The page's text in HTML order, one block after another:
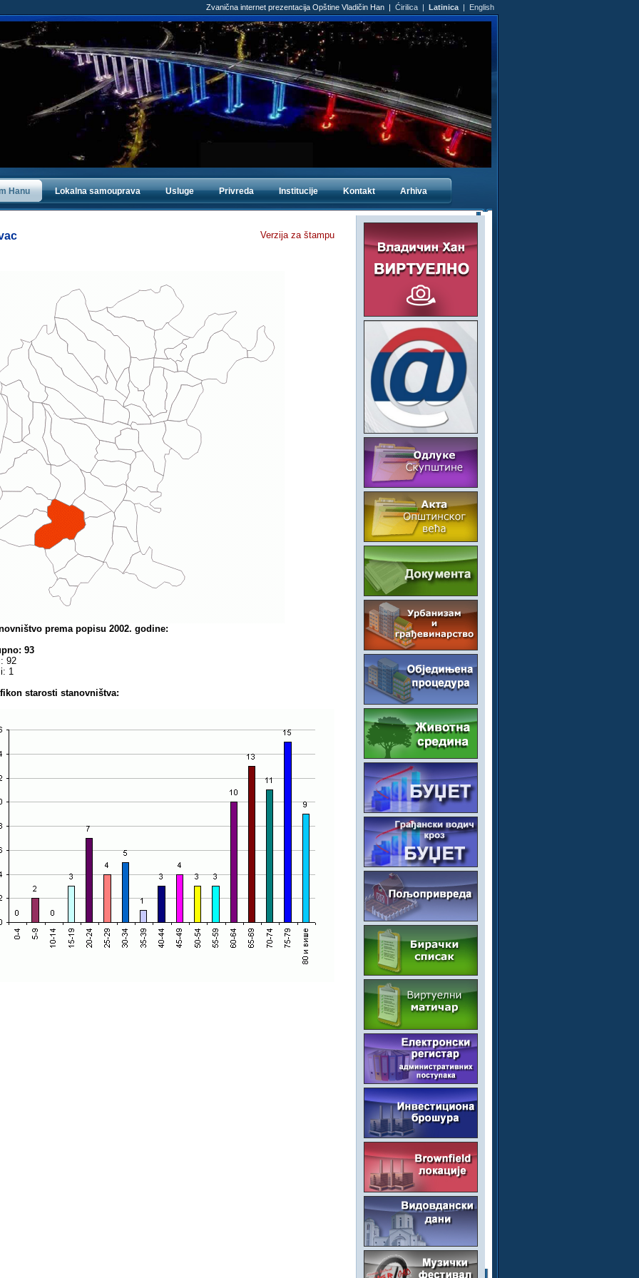
Zvanična internet prezentacija Opštine Vladičin Han | Ćirilica | Latinica | English
Hanu Lokalna samouprava Usluge Privreda Institucije Kontakt Arhiva
Verzija za štampu
prema popisu 2002. godine:
93
92
1
starosti stanovništva: